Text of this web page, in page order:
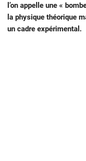
l’on appelle une «
la physique théorique
un cadre expérimental.